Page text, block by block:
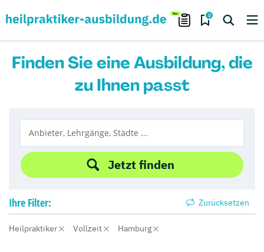
0
Finden Sie eine Ausbildung, die
zu Ihnen passt
Jetzt finden
Ihre Filter: Zurücksetzen
Heilpraktiker Vollzeit Hamburg